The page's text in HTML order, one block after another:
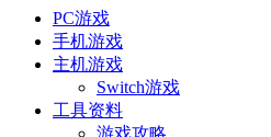
PC游戏
手机游戏
主机游戏
Switch游戏
工具资料
游戏攻略